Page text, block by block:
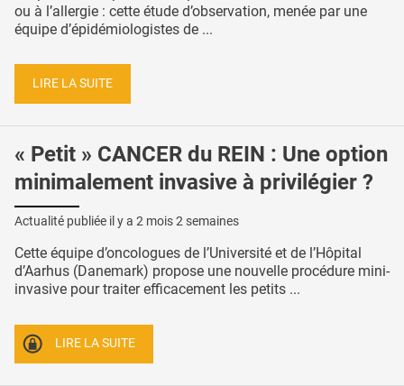
ou à l’allergie : cette étude d’observation, menée par une
équipe d’épidémiologistes de ...
LIRE LA SUITE
« Petit » CANCER du REIN : Une option
minimalement invasive à privilégier ?
Actualité publiée il y a 2 mois 2 semaines
Cette équipe d’oncologues de l’Université et de l’Hôpital
d’Aarhus (Danemark) propose une nouvelle procédure mini-
invasive pour traiter efficacement les petits ...
LIRE LA SUITE